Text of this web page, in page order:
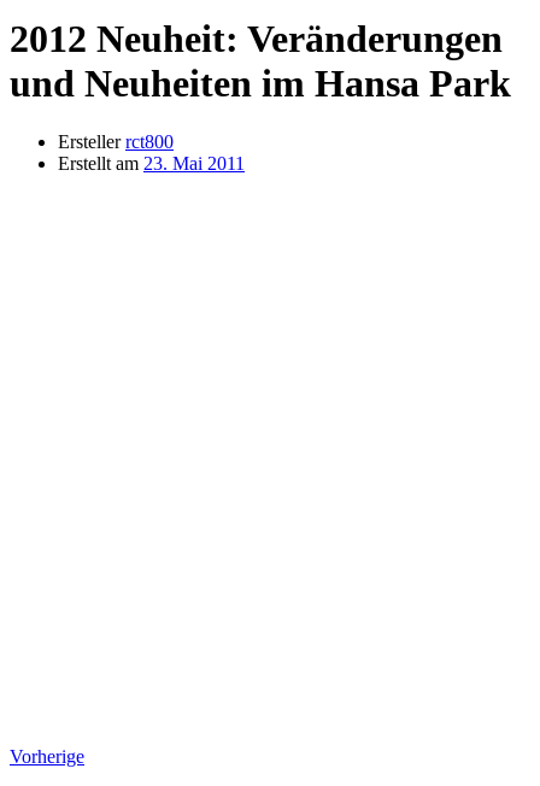
2012 Neuheit: Veränderungen
und Neuheiten im Hansa Park
Ersteller rct800
Erstellt am 23. Mai 2011
Vorherige